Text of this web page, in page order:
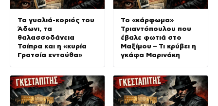
Τα γυαλιά-κοριός του
Άδωνι, τα
θαλασσοδάνεια
Τσίπρα και η «κυρία
Γρατσία ενταύθα»
Το «κάρφωμα»
Τριαντόπουλου που
έβαλε φωτιά στο
Μαξίμου – Τι κρύβει η
γκάφα Μαρινάκη